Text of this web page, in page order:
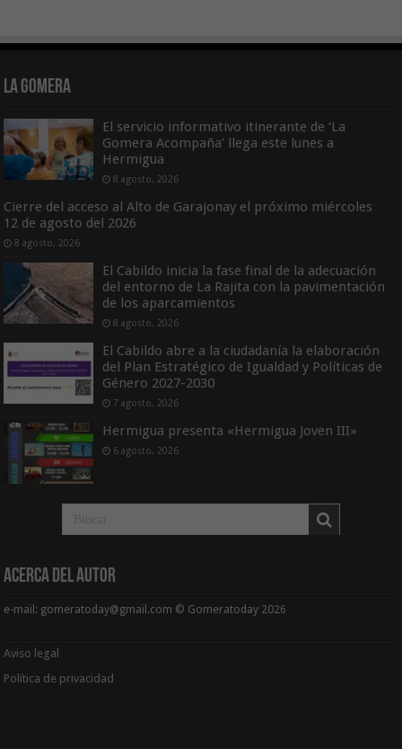
La Gomera
El servicio informativo itinerante de ‘La
Gomera Acompaña’ llega este lunes a
Hermigua
8 agosto, 2026
Cierre del acceso al Alto de Garajonay el próximo miércoles
12 de agosto del 2026
8 agosto, 2026
El Cabildo inicia la fase final de la adecuación
del entorno de La Rajita con la pavimentación
de los aparcamientos
8 agosto, 2026
El Cabildo abre a la ciudadanía la elaboración
del Plan Estratégico de Igualdad y Políticas de
Género 2027-2030
7 agosto, 2026
Hermigua presenta «Hermigua Joven III»
6 agosto, 2026
Acerca del Autor
e-mail: gomeratoday@gmail.com © Gomeratoday 2026
Aviso legal
Política de privacidad